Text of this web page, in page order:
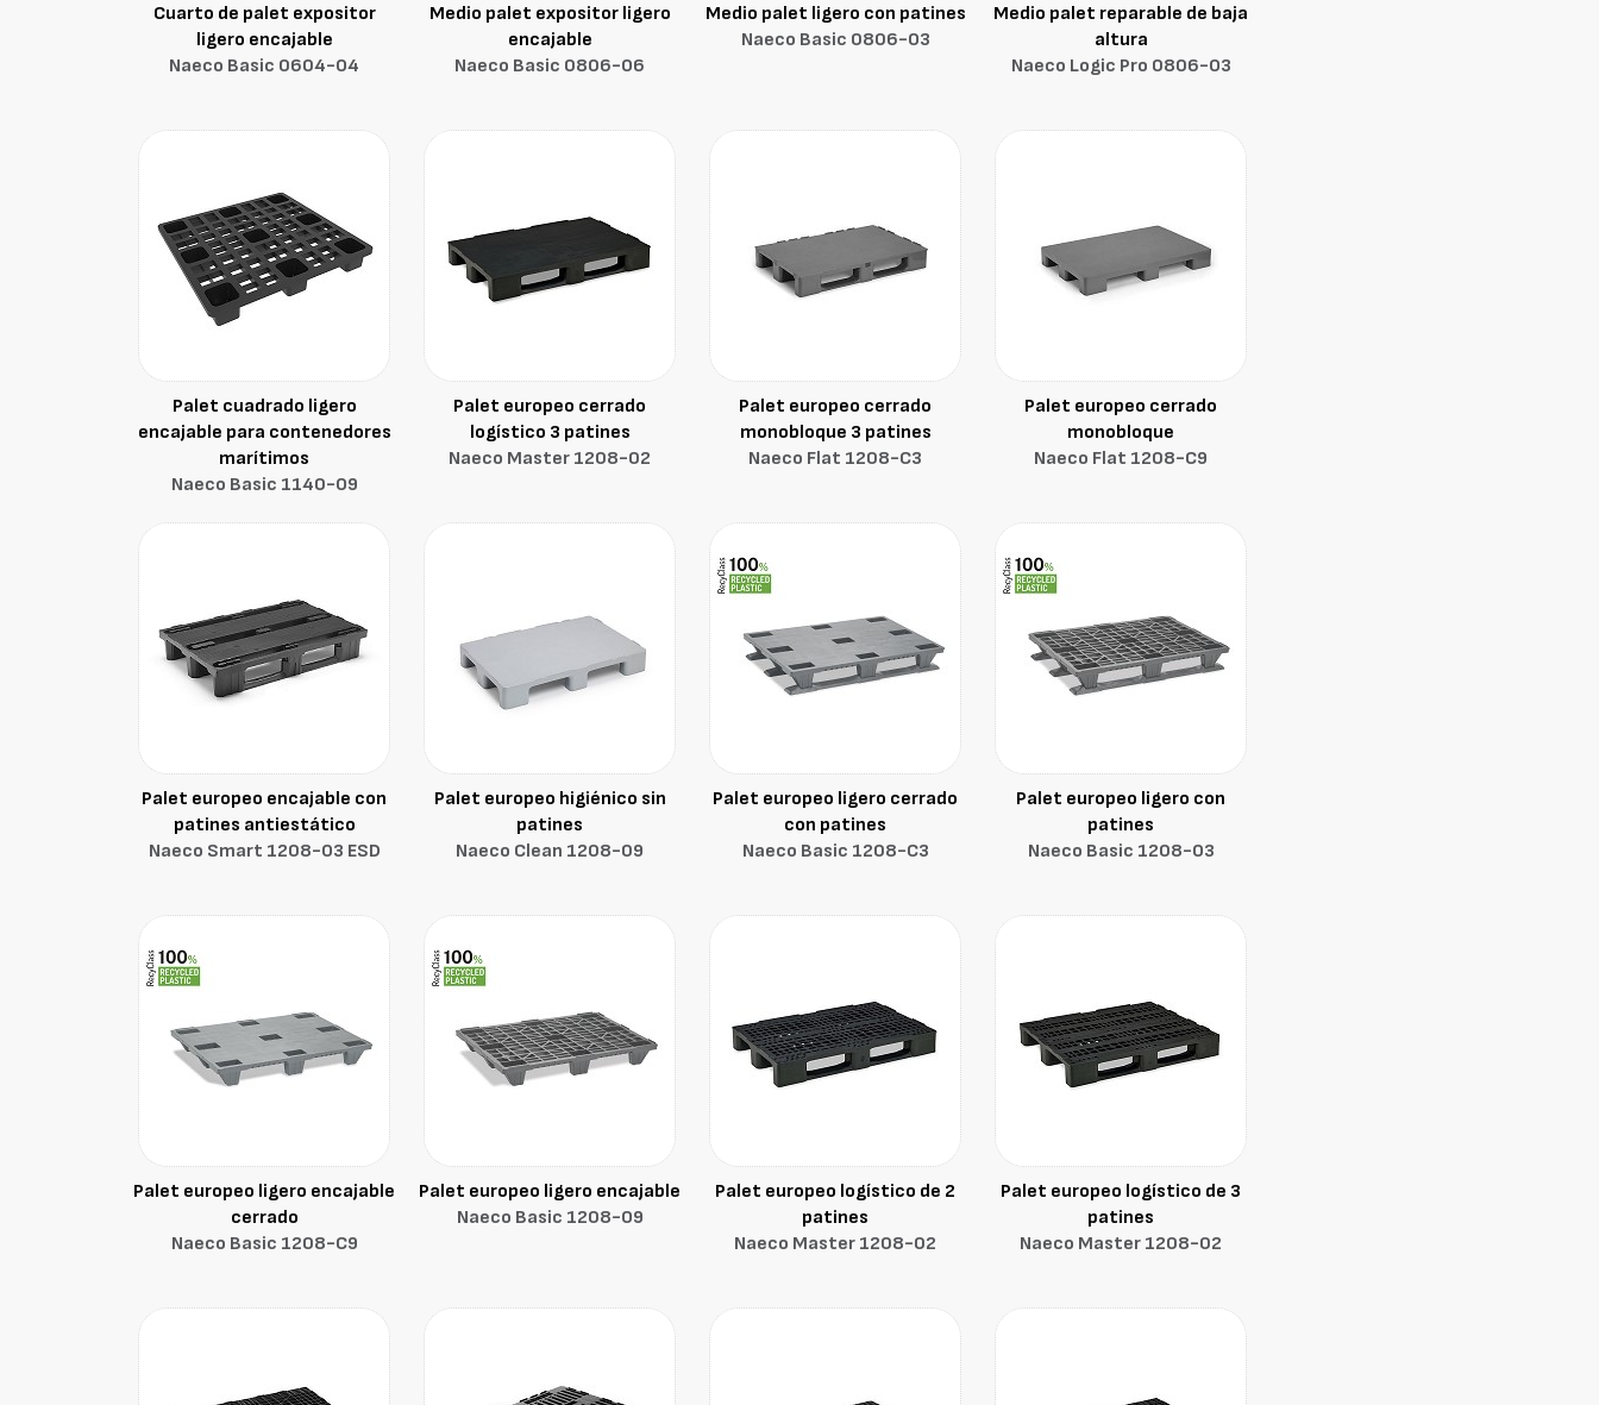
Cuarto de palet expositor
ligero encajable
Naeco Basic 0604-O4
Medio palet expositor ligero
encajable
Naeco Basic 0806-O6
Medio palet ligero con patines
Naeco Basic 0806-O3
Medio palet reparable de baja
altura
Naeco Logic Pro 0806-O3
Palet cuadrado ligero
encajable para contenedores
marítimos
Naeco Basic 1140-O9
Palet europeo cerrado
logístico 3 patines
Naeco Master 1208-02
Palet europeo cerrado
monobloque 3 patines
Naeco Flat 1208-C3
Palet europeo cerrado
monobloque
Naeco Flat 1208-C9
Palet europeo encajable con
patines antiestático
Naeco Smart 1208-O3 ESD
Palet europeo higiénico sin
patines
Naeco Clean 1208-09
Palet europeo ligero cerrado
con patines
Naeco Basic 1208-C3
Palet europeo ligero con
patines
Naeco Basic 1208-O3
Palet europeo ligero encajable
cerrado
Naeco Basic 1208-C9
Palet europeo ligero encajable
Naeco Basic 1208-O9
Palet europeo logístico de 2
patines
Naeco Master 1208-02
Palet europeo logístico de 3
patines
Naeco Master 1208-02